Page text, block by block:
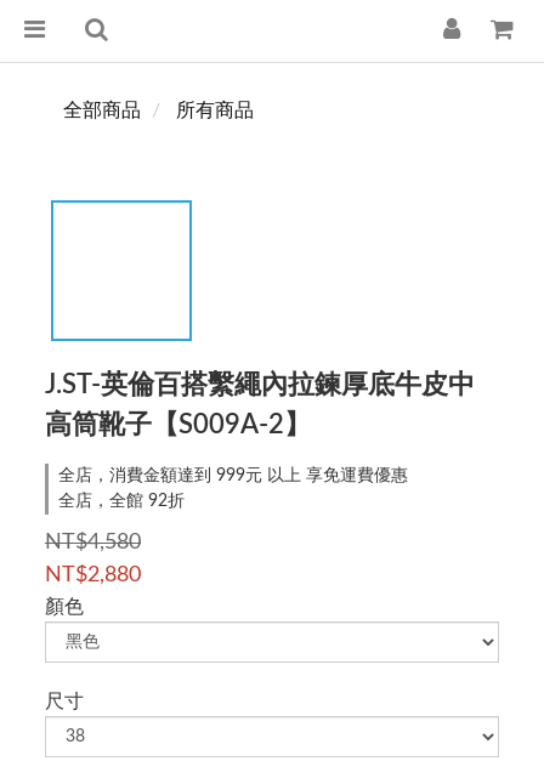
全部商品 所有商品
J.ST-英倫百搭繫繩內拉鍊厚底牛皮中
高筒靴子【S009A-2】
全店，消費金額達到 999元 以上 享免運費優惠
全店，全館 92折
NT$4,580
NT$2,880
顏色
尺寸